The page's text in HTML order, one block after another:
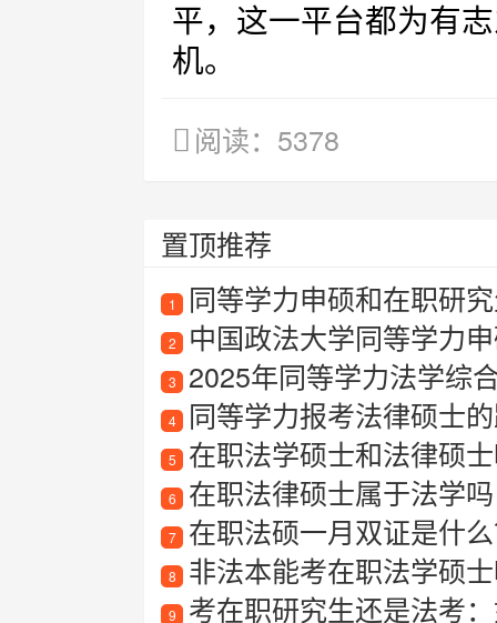
平，这一平台都为有
机。
阅读：5378
置顶推荐
1 同等学力申硕和在职研
2 中国政法大学同等学力
3 2025年同等学力法学综
4 同等学力报考法律硕士
5 在职法学硕士和法律硕
6 在职法律硕士属于法学吗
7 在职法硕一月双证是什
8 非法本能考在职法学硕
9 考在职研究生还是法考